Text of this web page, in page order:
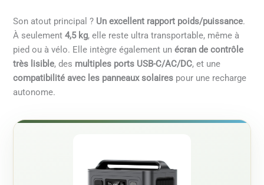
Son atout principal ? Un excellent rapport poids/puissance.
À seulement4,5 kg, elle reste ultra transportable, même à
pied ou à vélo. Elle intègre également unécran de contrôle
très lisible, des multiples ports USB-C/AC/DC, et une
compatibilité avec les panneaux solaires pour une recharge
autonome.